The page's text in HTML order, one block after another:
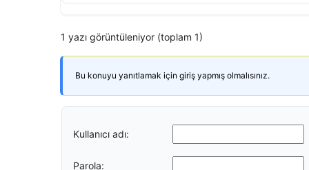
1 yazı görüntüleniyor (toplam 1)
Bu konuyu yanıtlamak için giriş yapmış olmalısınız.
Kullanıcı adı:
Parola: